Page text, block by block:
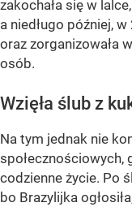
zakochała się w
a niedługo później,
oraz zorganizowała
osób.
Wzięła ślub z
Na tym jednak nie
społecznościowych,
codzienne życie. Po
bo Brazylijka